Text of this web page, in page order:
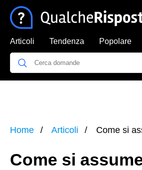
Articoli Tendenza Popolare
Home Articoli Come si
Come si